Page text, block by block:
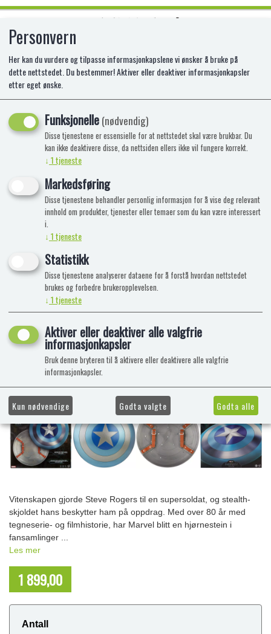
CAPTAIN AMERICA STEALTH SHIELD
EX-F1125
Vitenskapen gjorde Steve Rogers til en supersoldat, og stealth-
skjoldet hans beskytter ham på oppdrag. Med over 80 år med
tegneserie- og filmhistorie, har Marvel blitt en hjørnestein i
fansamlinger ...
Les mer
1 899,00
Antall
Personvern
Her kan du vurdere og tilpasse informasjonkapslene vi ønsker å bruke på
dette nettstedet. Du bestemmer! Aktiver eller deaktiver informasjonkapsler
etter eget ønske.
Funksjonelle(nødvendig)
Disse tjenestene er essensielle for at nettstedet skal være brukbar. Du
kan ikke deaktivere disse, da nettsiden ellers ikke vil fungere korrekt.
↓ 1tjeneste
Markedsføring
Disse tjenestene behandler personlig informasjon for å vise deg relevant
innhold om produkter, tjenester eller temaer som du kan være interessert
i.
↓ 1tjeneste
Statistikk
Disse tjenestene analyserer dataene for å forstå hvordan nettstedet
brukes og forbedre brukeropplevelsen.
↓ 1tjeneste
Aktiver eller deaktiver alle valgfrie
informasjonkapsler
Bruk denne bryteren til å aktivere eller deaktivere alle valgfrie
informasjonkapsler.
Kun nødvendige Godta valgte Godta alle